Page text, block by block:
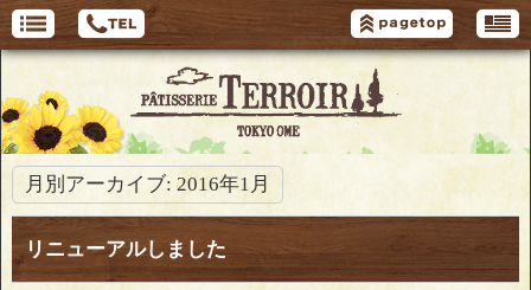
月別アーカイブ: 2016年1月
リニューアルしました